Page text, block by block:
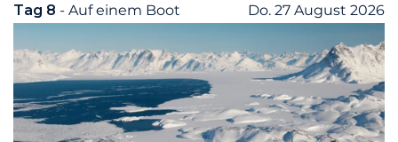
Tag 8 - Auf einem Boot Do. 27 August 2026